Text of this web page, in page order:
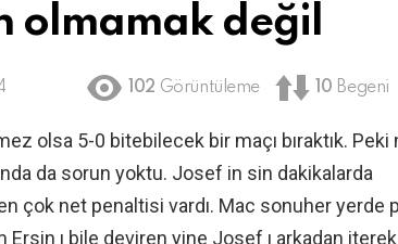
olmamak değil
102 Görüntüleme 10 Begeni
olsa 5-0 bitebilecek bir maçı bıraktık. Peki
da sorun yoktu. Josef in sin dakikalarda
çok net penaltisi vardı. Mac sonuher yerde
ı bile deviren yine Josef ı arkadan iterek